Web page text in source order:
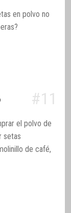
en polvo no
#11
el polvo de
setas
de café,